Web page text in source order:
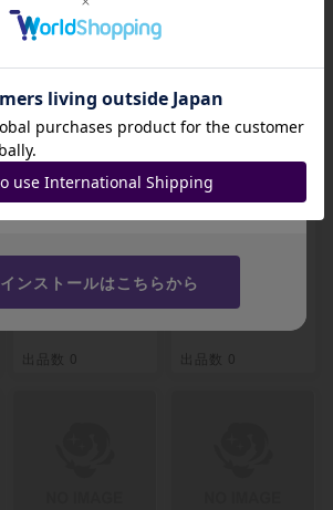
(パラレル) P-R OP
02-018
-
出品数 0
(パラレル)(PRB) P
-R OP02-018
-
出品数 0
招待コード
JA9XS8
コピーする
インストールはこちらから